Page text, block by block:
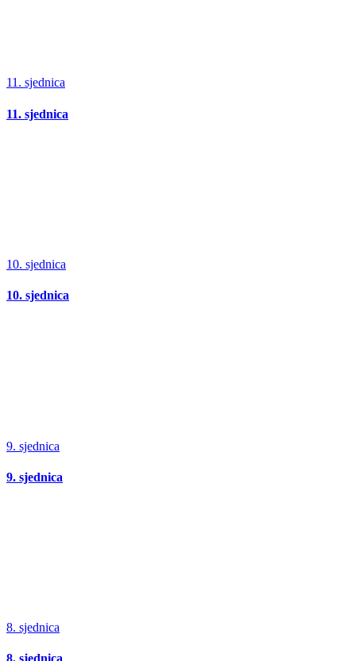
11. sjednica
11. sjednica
10. sjednica
10. sjednica
9. sjednica
9. sjednica
8. sjednica